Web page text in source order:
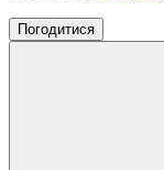
Погодитися